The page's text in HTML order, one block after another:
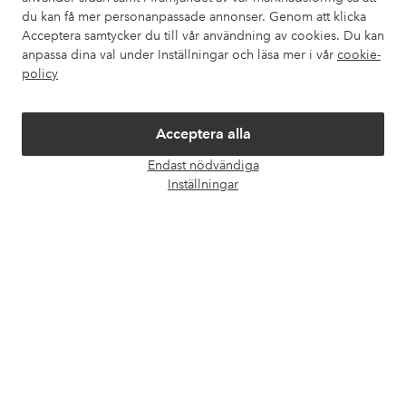
du kan få mer personanpassade annonser. Genom att klicka
Acceptera samtycker du till vår användning av cookies. Du kan
anpassa dina val under Inställningar och läsa mer i vår cookie-
policy
Acceptera alla
Endast nödvändiga
Inställningar
Våra tjänster
Villkor
Vänner